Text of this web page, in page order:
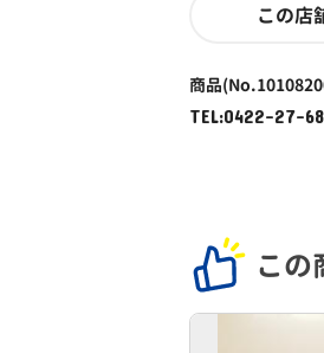
この店
商品
TEL:0422-27-
この